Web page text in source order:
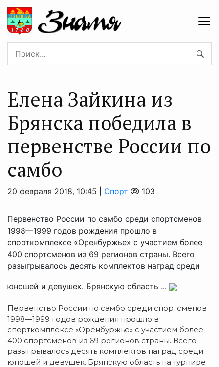
Елена Зайкина из
Брянска победила в
первенстве России по
самбо
20 февраля 2018, 10:45 | Спорт 103
Первенство России по самбо среди спортсменов
1998—1999 годов рождения прошло в
спорткомплексе «Оренбуржье» с участием более
400 спортсменов из 69 регионов страны. Всего
разыгрывалось десять комплектов наград среди
юношей и девушек. Брянскую область ...
Первенство России по самбо среди спортсменов
1998—1999 годов рождения прошло в
спорткомплексе «Оренбуржье» с участием более
400 спортсменов из 69 регионов страны. Всего
разыгрывалось десять комплектов наград среди
юношей и девушек. Брянскую область на турнире